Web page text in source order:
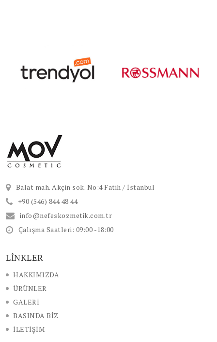
Balat mah. Akçin sok. No:4 Fatih / İstanbul
+90 (546) 844 48 44
info@nefeskozmetik.com.tr
Çalışma Saatleri: 09:00 -18:00
LİNKLER
HAKKIMIZDA
ÜRÜNLER
GALERİ
BASINDA BİZ
İLETİŞİM